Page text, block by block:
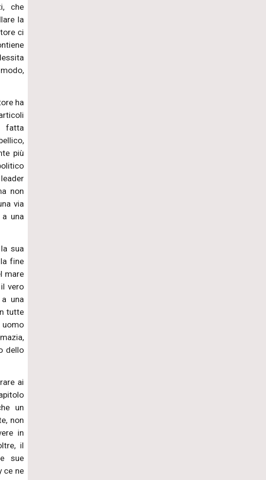
che
la
ci
ha
fatta
più
non
via
una
sua
fine
mare
vero
una
tutte
dello
ai
un
non
in
il
sue
ce ne